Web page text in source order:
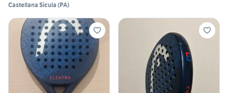
Castellana Sicula (PA)